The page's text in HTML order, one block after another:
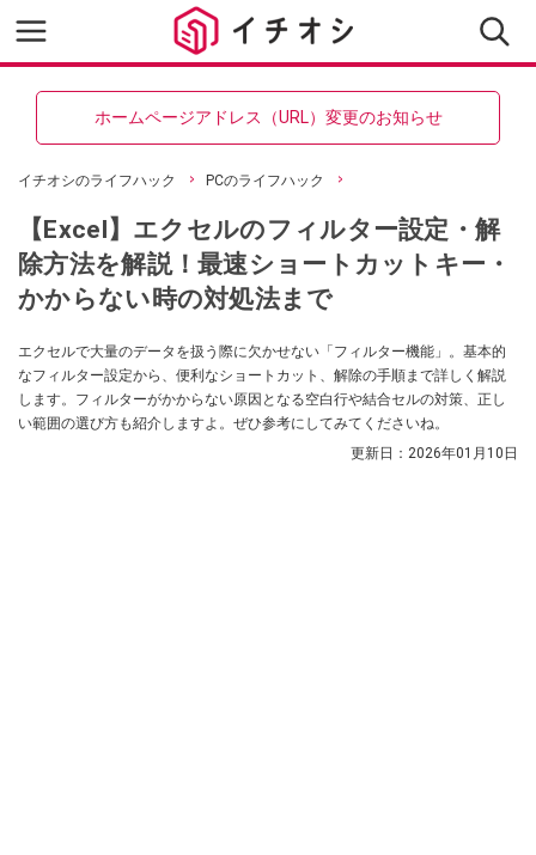
ホームページアドレス（URL）変更のお知らせ
イチオシのライフハック PCのライフハック
【Excel】エクセルのフィルター設定・解
除方法を解説！最速ショートカットキー・
かからない時の対処法まで
エクセルで大量のデータを扱う際に欠かせない「フィルター機能」。基本的
なフィルター設定から、便利なショートカット、解除の手順まで詳しく解説
します。フィルターがかからない原因となる空白行や結合セルの対策、正し
い範囲の選び方も紹介しますよ。ぜひ参考にしてみてくださいね。
更新日： 2026年01月10日